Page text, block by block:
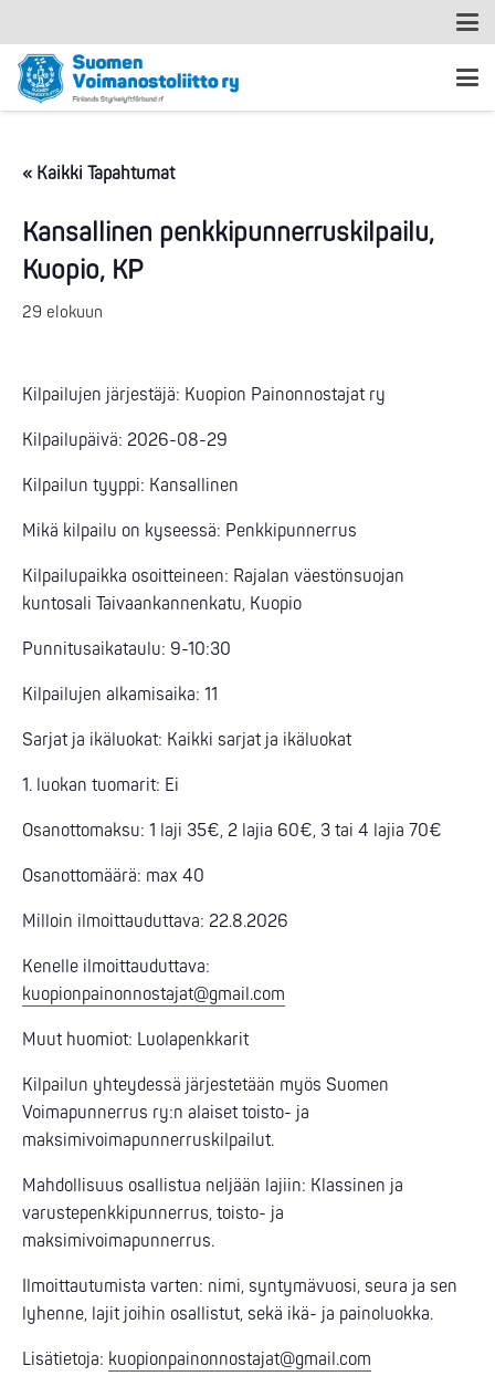
« Kaikki Tapahtumat
Kansallinen penkkipunnerruskilpailu,
Kuopio, KP
29 elokuun
Kilpailujen järjestäjä: Kuopion Painonnostajat ry
Kilpailupäivä: 2026-08-29
Kilpailun tyyppi: Kansallinen
Mikä kilpailu on kyseessä: Penkkipunnerrus
Kilpailupaikka osoitteineen: Rajalan väestönsuojan
kuntosali Taivaankannenkatu, Kuopio
Punnitusaikataulu: 9-10:30
Kilpailujen alkamisaika: 11
Sarjat ja ikäluokat: Kaikki sarjat ja ikäluokat
1. luokan tuomarit: Ei
Osanottomaksu: 1 laji 35€, 2 lajia 60€, 3 tai 4 lajia 70€
Osanottomäärä: max 40
Milloin ilmoittauduttava: 22.8.2026
Kenelle ilmoittauduttava:
kuopionpainonnostajat@gmail.com
Muut huomiot: Luolapenkkarit
Kilpailun yhteydessä järjestetään myös Suomen
Voimapunnerrus ry:n alaiset toisto- ja
maksimivoimapunnerruskilpailut.
Mahdollisuus osallistua neljään lajiin: Klassinen ja
varustepenkkipunnerrus, toisto- ja
maksimivoimapunnerrus.
Ilmoittautumista varten: nimi, syntymävuosi, seura ja sen
lyhenne, lajit joihin osallistut, sekä ikä- ja painoluokka.
Lisätietoja: kuopionpainonnostajat@gmail.com